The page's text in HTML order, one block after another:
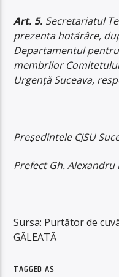
Art. 5. Secretariatul
prezenta hotărâre,
Departamentul
membrilor
Urgență Suceava,
Președintele CJSU
Prefect Gh. Alexandru
Sursa: Purtător de
GĂLEATĂ
TAGGED AS